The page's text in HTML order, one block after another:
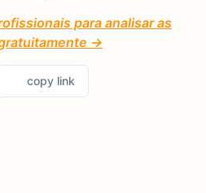
para analisar as
→
copy link